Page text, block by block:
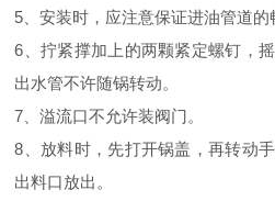
5、安装时，应注意保证进油管道
6、拧紧撑加上的两颗紧定螺钉，
出水管不许随锅转动。
7、溢流口不允许装阀门。
8、放料时，先打开锅盖，再转动
出料口放出。